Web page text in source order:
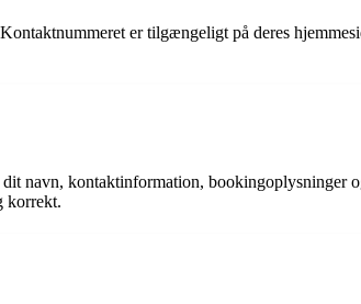
er tilgængeligt på deres
navn, kontaktinformation, bookingoplysninger
korrekt.